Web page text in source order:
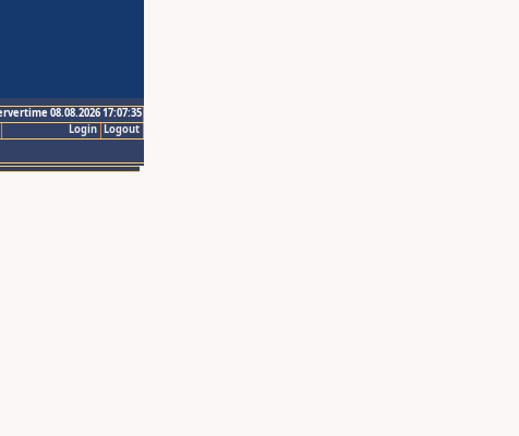
08.08.2026 17:07:35
Logout
Login